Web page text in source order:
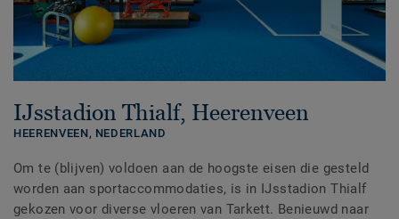
IJsstadion Thialf, Heerenveen
HEERENVEEN, NEDERLAND
Om te (blijven) voldoen aan de hoogste eisen die gesteld
worden aan sportaccommodaties, is in IJsstadion Thialf
gekozen voor diverse vloeren van Tarkett. Benieuwd naar